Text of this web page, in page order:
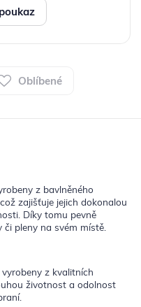
Oblíbené
z bavlněného
zajišťuje jejich dokonalou
Díky tomu pevně
pleny na svém místě.
z kvalitních
životnost a odolnost